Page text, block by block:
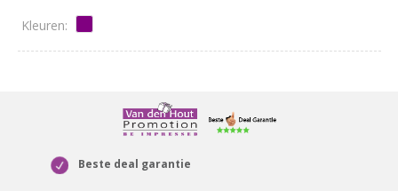
Beste deal garantie